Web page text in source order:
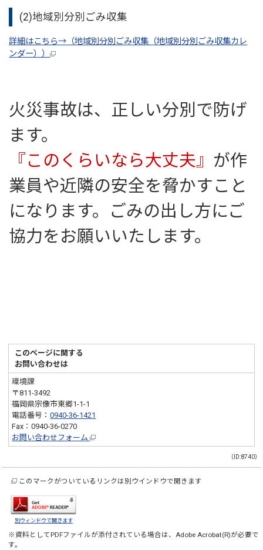
(2)地域別分別ごみ収集
詳細はこちら→（地域別分別ごみ収集（地域別分別ごみ収集カレ
ンダー））
火災事故は、正しい分別で防げ
ます。
『このくらいなら大丈夫』 が作
業員や近隣の安全を脅かすこと
になります。
ごみの出し方にご
協力をお願いいたします。
このページに関する
お問い合わせは
環境課
〒811-3492
福岡県宗像市東郷1-1-1
電話番号：0940-36-1421
Fax：0940-36-0270
お問い合わせフォーム
（ID:8740）
このマークがついているリンクは別ウインドウで開きます
別ウィンドウで開きます
※資料としてPDFファイルが添付されている場合は、Adobe Acrobat(R)が必要で
す。